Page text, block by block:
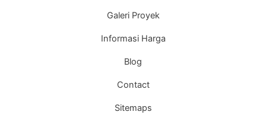
Galeri Proyek
Informasi Harga
Blog
Contact
Sitemaps